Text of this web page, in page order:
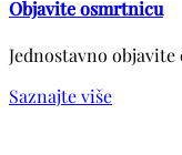
Objavite osmrtnicu
Jednostavno
Saznajte više